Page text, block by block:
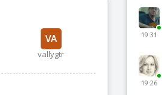
vallygtr
19:31
19:26